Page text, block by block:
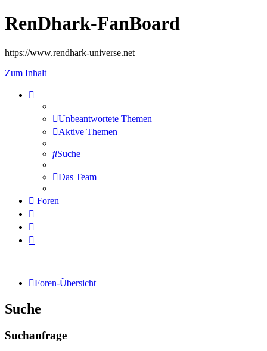
RenDhark-FanBoard
https://www.rendhark-universe.net
Zum Inhalt
Unbeantwortete Themen
Aktive Themen
Suche
Das Team
Foren
Foren-Übersicht
Suche
Suchanfrage